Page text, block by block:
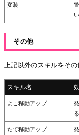
変装
その他
上記以外のスキルをそ
スキル名
よこ移動アップ
る
たて移動アップ